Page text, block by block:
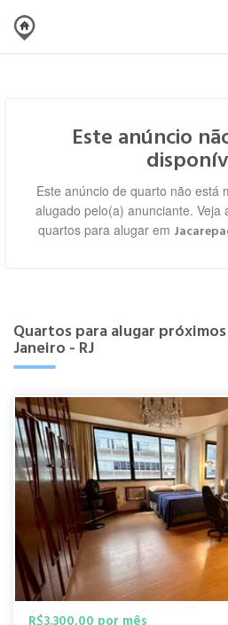
Este anúncio
Este anúncio de quarto não está
alugado pelo(a) anunciante. Veja
quartos para alugar em
Quartos para alugar
Janeiro - RJ
R$3.300,00 por mês